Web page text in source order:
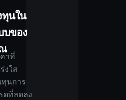
ทุนใน
บของ
าที่
งใส
นการ
ดที่ลดลง